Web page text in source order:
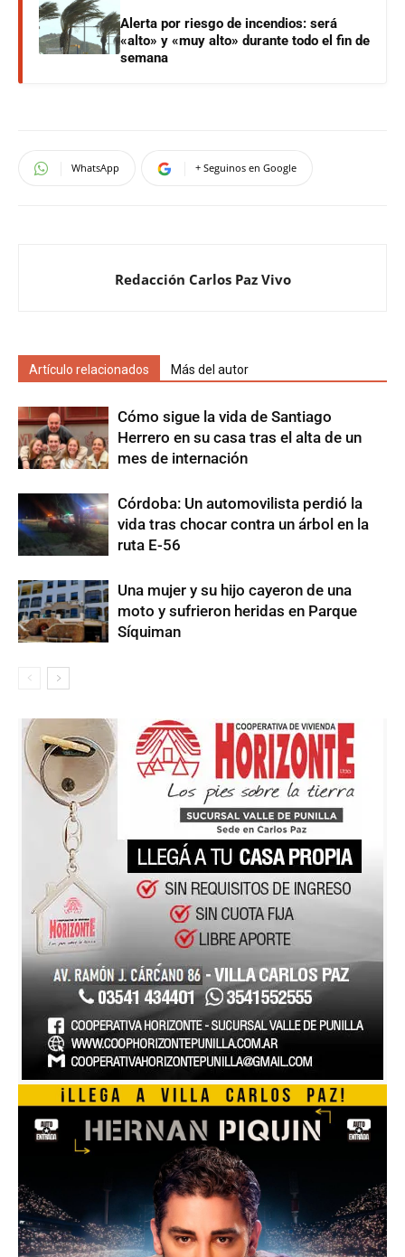
Alerta por riesgo de incendios: será
«alto» y «muy alto» durante todo el fin de
semana
WhatsApp + Seguinos en Google
Redacción Carlos Paz Vivo
Artículo relacionados Más del autor
Cómo sigue la vida de Santiago
Herrero en su casa tras el alta de un
mes de internación
Córdoba: Un automovilista perdió la
vida tras chocar contra un árbol en la
ruta E-56
Una mujer y su hijo cayeron de una
moto y sufrieron heridas en Parque
Síquiman